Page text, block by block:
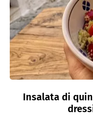
Insalata di